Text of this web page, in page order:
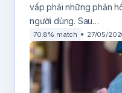
vấp phải những phản
người dùng. Sau…
70.8% match 27/05/